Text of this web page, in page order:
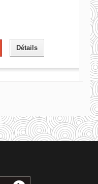
Détails